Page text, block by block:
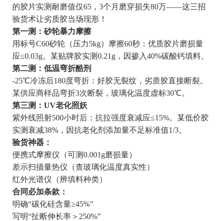
的胶片实测耐磨值仅65，3个月磨穿损失80万——这三招
验货术让劣质胶当场现形！
第一测：砂轮暴力摩擦
用标号C60砂轮（压力5kg）摩擦60秒：优质胶片磨损量
应≤0.03g。某贴牌胶实测0.21g，因掺入40%碳酸钙填料。
第二测：低温弯折酷刑
-25℃冷冻后180度弯折：好胶无裂纹，劣质胶直接断裂。
某供应商样品弯折3次断裂，玻璃化温度虚标30℃。
第三测：UV老化照妖
紫外线照射500小时后：抗拉强度衰减应≤15%。某低价胶
实测衰减38%，因抗老化剂添加量不足标准值1/3。
验货神器：
便携式摩擦仪（可测0.001g磨损量）
差示扫描量热仪（查玻璃化温度真实性）
红外光谱仪（辨填料种类）
合同必加条款：
明确“碳化硅含量≥45%”
写明“扯断伸长率＞250%”